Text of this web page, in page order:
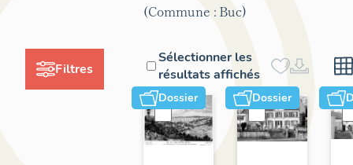
Filtres
(Commune : Buc)
Sélectionner les
résultats affichés
Dossier Dossier